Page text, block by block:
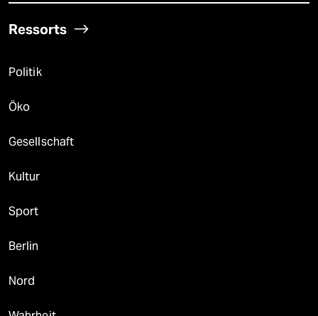
Ressorts
Politik
Öko
Gesellschaft
Kultur
Sport
Berlin
Nord